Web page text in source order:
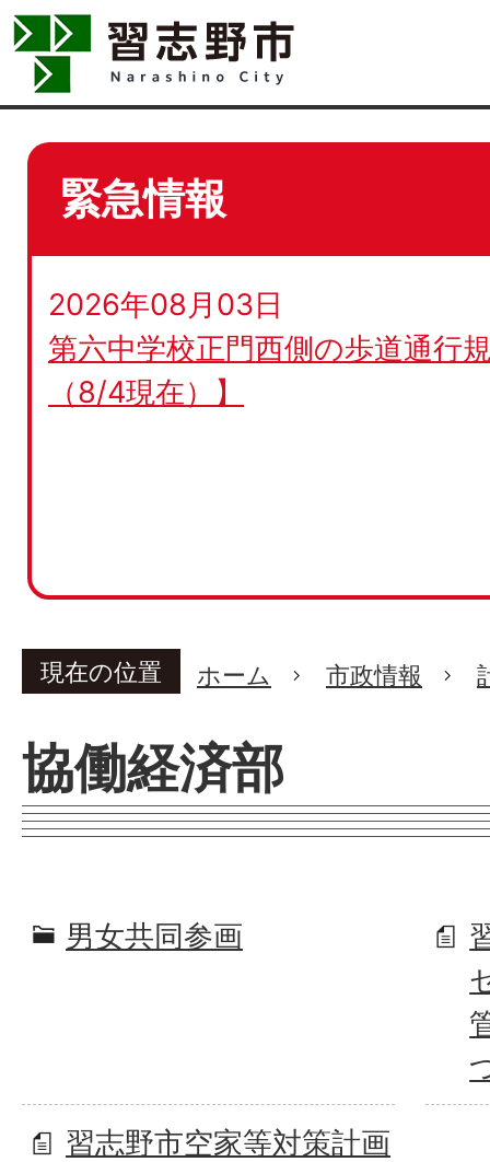
緊急情報
2026年08月03日
第六中学校正門西側の歩道通行
（8/4現在）】
現在の位置 ホーム 市政情報
協働経済部
男女共同参画
習志野市空家等対策計画